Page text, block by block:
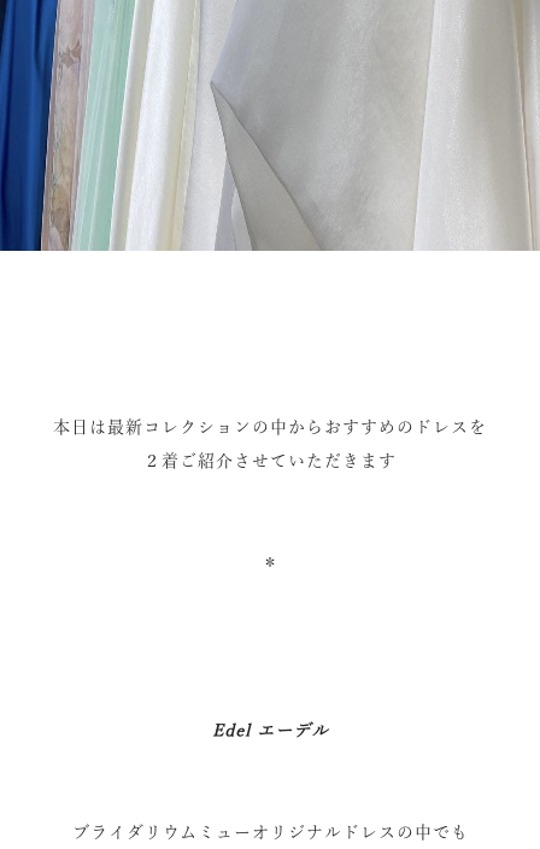
本日は最新コレクションの中からおすすめのドレスを
２着ご紹介させていただきます
＊
Edel エーデル
ブライダリウムミューオリジナルドレスの中でも